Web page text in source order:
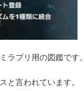
ラプリ用の図鑑です。
と言われています。